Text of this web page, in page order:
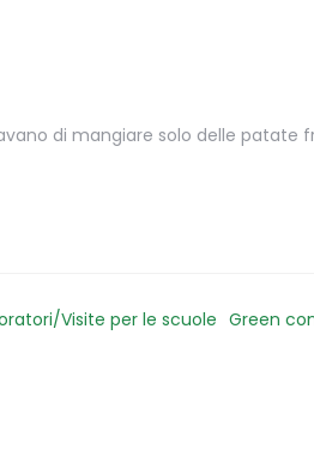
di mangiare solo delle patate
Visite per le scuole Green